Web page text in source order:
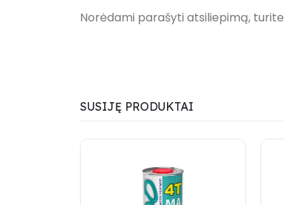
Norėdami parašyti atsiliepimą, turite
SUSIJĘ PRODUKTAI